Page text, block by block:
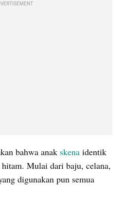
bahwa anak skena identik
hitam. Mulai dari baju, celana,
digunakan pun semua